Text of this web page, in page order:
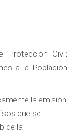
Protección Civil;
a la Población
la emisión
que se
de la